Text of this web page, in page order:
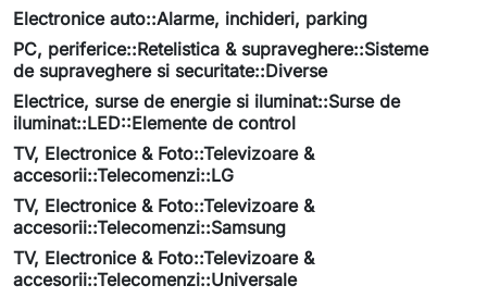
Electronice auto::Alarme, inchideri, parking
PC, periferice::Retelistica & supraveghere::Sisteme
de supraveghere si securitate::Diverse
Electrice, surse de energie si iluminat::Surse de
iluminat::LED::Elemente de control
TV, Electronice & Foto::Televizoare &
accesorii::Telecomenzi::LG
TV, Electronice & Foto::Televizoare &
accesorii::Telecomenzi::Samsung
TV, Electronice & Foto::Televizoare &
accesorii::Telecomenzi::Universale